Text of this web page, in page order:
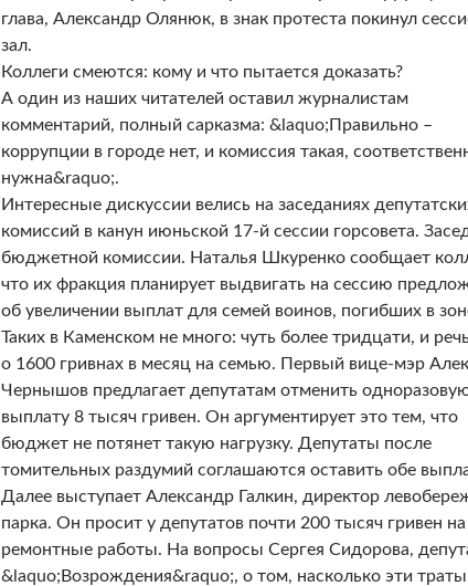
глава, Александр Олянюк, в знак протеста покинул
зал.
Коллеги смеются: кому и что пытается доказать?
А один из наших читателей оставил журналистам
комментарий, полный сарказма: &laquo;Правильно –
коррупции в городе нет, и комиссия такая,
нужна&raquo;.
Интересные дискуссии велись на заседаниях
комиссий в канун июньской 17-й сессии горсовета.
бюджетной комиссии. Наталья Шкуренко сообщает
что их фракция планирует выдвигать на сессию
об увеличении выплат для семей воинов, погибших в
Таких в Каменском не много: чуть более тридцати, и
о 1600 гривнах в месяц на семью. Первый вице-мэр
Чернышов предлагает депутатам отменить
выплату 8 тысяч гривен. Он аргументирует это тем, что
бюджет не потянет такую нагрузку. Депутаты после
томительных раздумий соглашаются оставить обе
Далее выступает Александр Галкин, директор
парка. Он просит у депутатов почти 200 тысяч гривен на
ремонтные работы. На вопросы Сергея Сидорова,
&laquo;Возрождения&raquo;, о том, насколько эти траты